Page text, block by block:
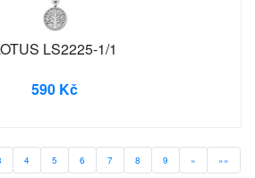
LS2225-1/1
590 Kč
4 5 6 7 8 9 » »»